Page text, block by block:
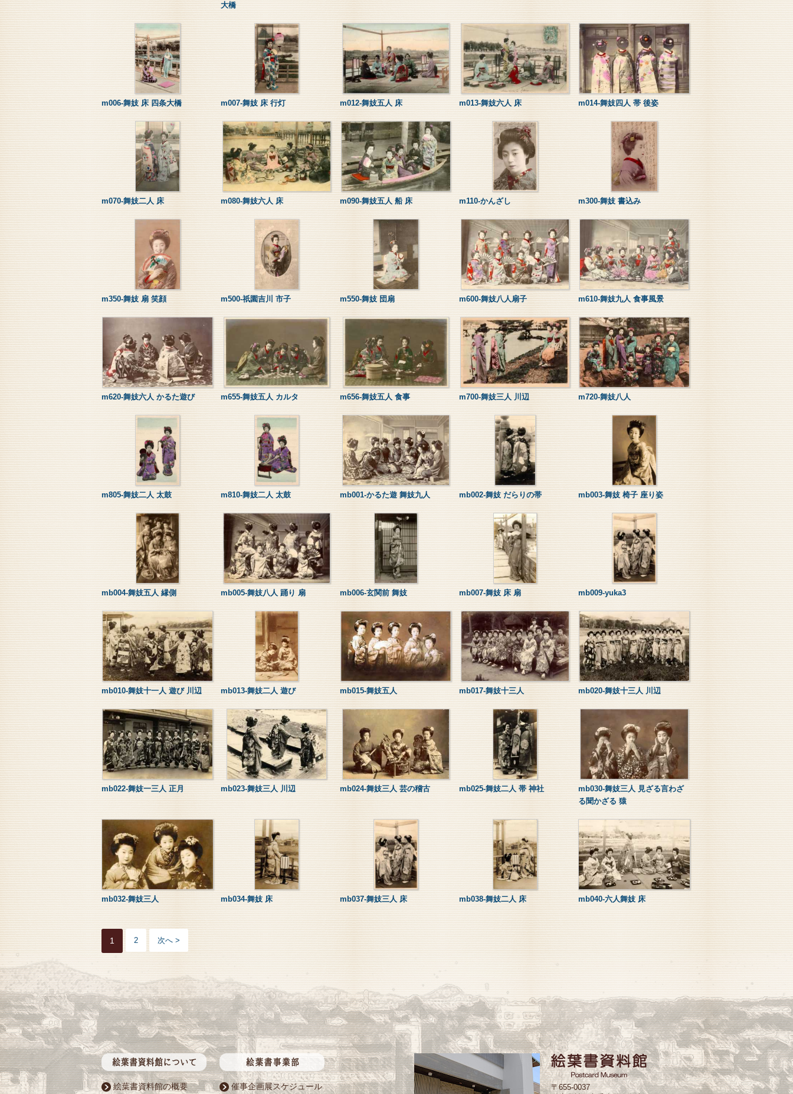
大橋
m006-舞妓 床 四条大橋 m007-舞妓 床 行灯 m012-舞妓五人 床 m013-舞妓六人 床 m014-舞妓四人 帯 後姿
m070-舞妓二人 床 m080-舞妓六人 床 m090-舞妓五人 船 床 m110-かんざし m300-舞妓 書込み
m350-舞妓 扇 笑顔 m500-祇園吉川 市子 m550-舞妓 団扇 m600-舞妓八人扇子 m610-舞妓九人 食事風景
m620-舞妓六人 かるた遊び m655-舞妓五人 カルタ m656-舞妓五人 食事 m700-舞妓三人 川辺 m720-舞妓八人
m805-舞妓二人 太鼓 m810-舞妓二人 太鼓 mb001-かるた遊 舞妓九人 mb002-舞妓 だらりの帯 mb003-舞妓 椅子 座り姿
mb004-舞妓五人 縁側 mb005-舞妓八人 踊り 扇 mb006-玄関前 舞妓 mb007-舞妓 床 扇 mb009-yuka3
mb010-舞妓十一人 遊び 川辺 mb013-舞妓二人 遊び mb015-舞妓五人 mb017-舞妓十三人 mb020-舞妓十三人 川辺
mb022-舞妓一三人 正月 mb023-舞妓三人 川辺 mb024-舞妓三人 芸の稽古 mb025-舞妓二人 帯 神社
mb030-舞妓三人 見ざる言わざ
る聞かざる 猿
mb032-舞妓三人 mb034-舞妓 床 mb037-舞妓三人 床 mb038-舞妓二人 床 mb040-六人舞妓 床
1 2 次へ >
絵葉書資料館の概要 催事企画展スケジュール
〒655-0037